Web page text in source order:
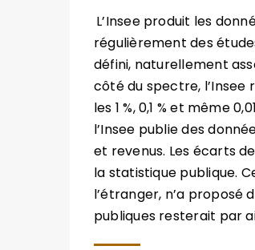
L’Insee produit les
régulièrement des
défini, naturellement
côté du spectre, l’Insee
les 1 %, 0,1 % et même
l’Insee publie des
et revenus. Les écarts
la statistique publique.
l’étranger, n’a proposé
publiques resterait par